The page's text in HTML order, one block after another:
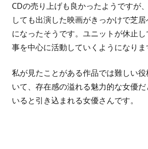
CDの売り上げも良かったようですが
しても出演した映画がきっかけで芝
になったそうです。ユニットが休止
事を中心に活動していくようになりま
私が見たことがある作品では難しい
いて、存在感の溢れる魅力的な女優
いると引き込まれる女優さんです。